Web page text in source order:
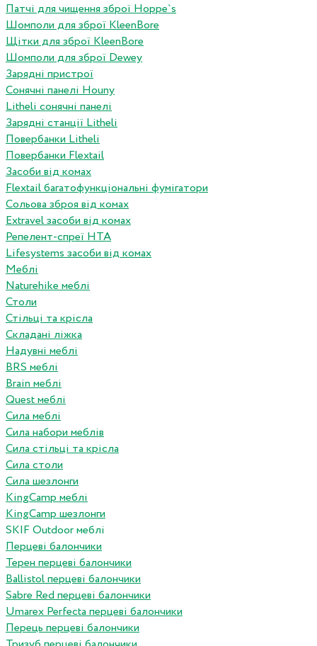
Патчі для чищення зброї Hoppe`s
Шомполи для зброї KleenBore
Щітки для зброї KleenBore
Шомполи для зброї Dewey
Зарядні пристрої
Сонячні панелі Houny
Litheli сонячні панелі
Зарядні станції Litheli
Повербанки Litheli
Повербанки Flextail
Засоби від комах
Flextail багатофункціональні фумігатори
Сольова зброя від комах
Extravel засоби від комах
Репелент-спреї HTA
Lifesystems засоби від комах
Меблі
Naturehike меблі
Столи
Стільці та крісла
Складані ліжка
Надувні меблі
BRS меблі
Brain меблі
Quest меблі
Сила меблі
Сила набори меблів
Сила стільці та крісла
Сила столи
Сила шезлонги
KingCamp меблі
KingCamp шезлонги
SKIF Outdoor меблі
Перцеві балончики
Терен перцеві балончики
Ballistol перцеві балончики
Sabre Red перцеві балончики
Umarex Perfecta перцеві балончики
Перець перцеві балончики